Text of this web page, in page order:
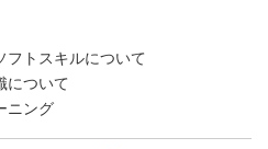
フトスキルについて
について
ニング